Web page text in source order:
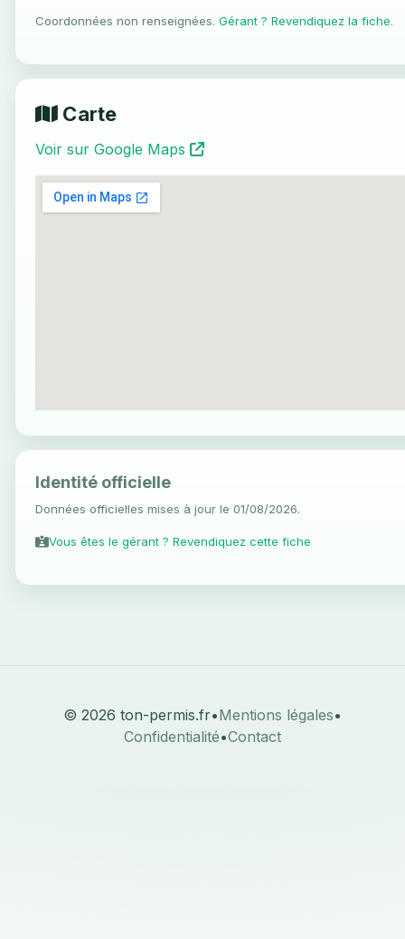
Coordonnées non renseignées. Gérant ? Revendiquez la fiche.
Carte
Voir sur Google Maps
Identité officielle
Données officielles mises à jour le 01/08/2026.
Vous êtes le gérant ? Revendiquez cette fiche
© 2026 ton-permis.fr•Mentions légales•
Confidentialité•Contact